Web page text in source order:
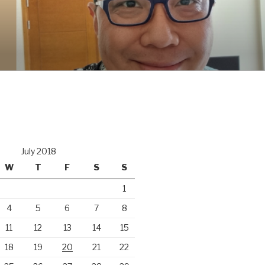
July 2018
W T F S S
1
4 5 6 7
8
11 12 13 14
15
18 19 20 21
22